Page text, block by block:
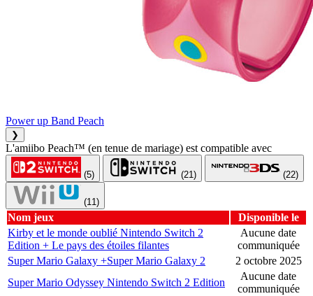
Power up Band Peach
❯
L'amiibo Peach™ (en tenue de mariage) est compatible avec
(5) (21) (22)
(11)
Nom jeux
Disponible le
Kirby et le monde oublié Nintendo Switch 2
Edition + Le pays des étoiles filantes
Aucune date
communiquée
Super Mario Galaxy +Super Mario Galaxy 2
2 octobre 2025
Super Mario Odyssey Nintendo Switch 2 Edition
Aucune date
communiquée